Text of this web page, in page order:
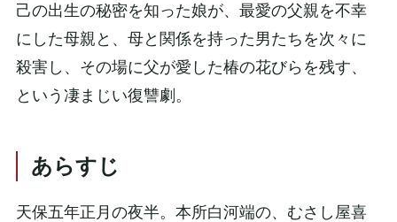
己の出生の秘密を知った娘が、最愛の父親を不幸
にした母親と、母と関係を持った男たちを次々に
殺害し、その場に父が愛した椿の花びらを残す、
という凄まじい復讐劇。
あらすじ
天保五年正月の夜半。本所白河端の、むさし屋喜